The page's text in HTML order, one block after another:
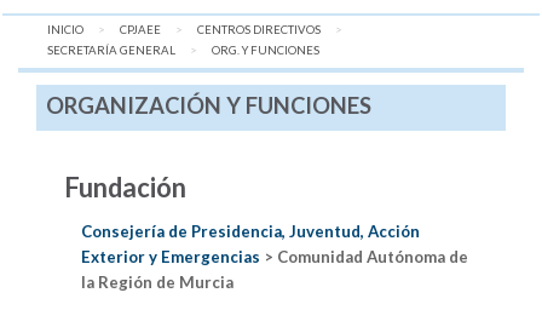
INICIO CPJAEE
CENTROS DIRECTIVOS
SECRETARÍA GENERAL
AQUÍ:
ORG. Y FUNCIONES
ORGANIZACIÓN Y FUNCIONES
Fundación
Consejería de Presidencia, Juventud, Acción
Exterior y Emergencias > Comunidad Autónoma de
la Región de Murcia